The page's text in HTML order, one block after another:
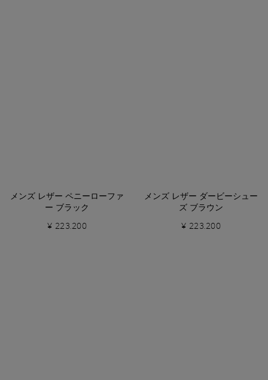
メンズ レザー ペニーローファ
ー ブラック
¥ 223.200
メンズ レザー ダービーシュー
ズ ブラウン
¥ 223.200